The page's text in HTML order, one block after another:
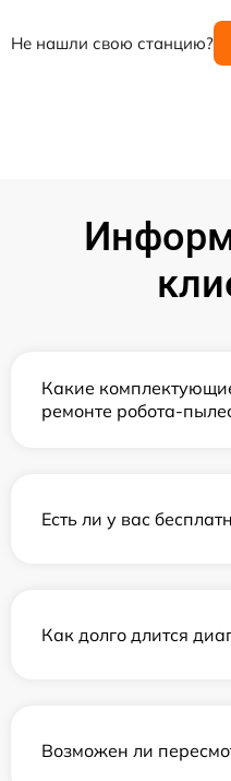
Не нашли свою станцию?
Какие
ремонте робота-
Есть ли у вас
Как долго длится
Возможен ли